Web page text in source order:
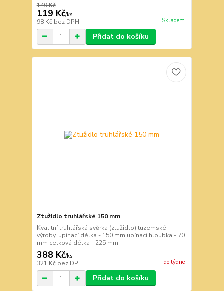
149 Kč
119 Kč/ks
98 Kč bez DPH Skladem
Přidat do košíku
Ztužidlo truhlářské 150 mm
Kvalitní truhlářská svěrka (ztužidlo) tuzemské
výroby. upínací délka - 150 mm upínací hloubka - 70
mm celková délka - 225 mm
388 Kč/ks
321 Kč bez DPH do týdne
Přidat do košíku